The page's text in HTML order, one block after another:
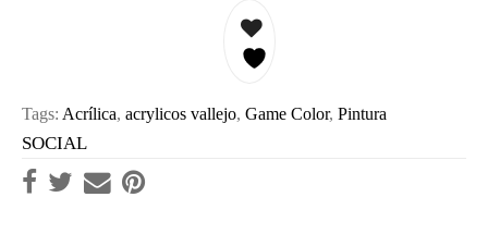
Tags: Acrílica, acrylicos vallejo, Game Color, Pintura
SOCIAL